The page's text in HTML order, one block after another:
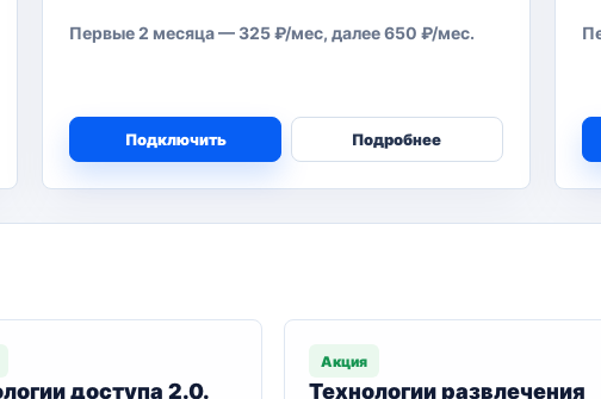
Первые 2 месяца — 325 ₽/мес, далее 650 ₽/мес.
Подключить Подробнее
доступа 2.0.
Акция
Технологии развлечения